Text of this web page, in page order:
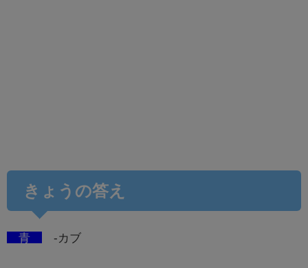
きょうの答え
青 -カブ